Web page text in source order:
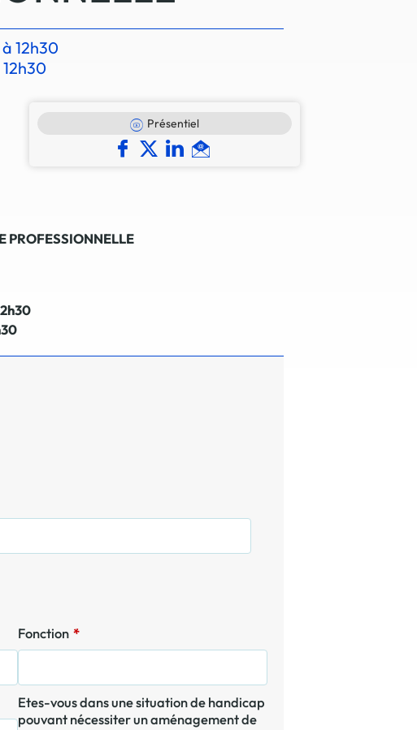
dédiées au développement commercial
de nouvelles activités
12h30
Présentiel
PROFESSIONNELLE
Fonction *
Etes-vous dans une situation de handicap
pouvant nécessiter un aménagement de